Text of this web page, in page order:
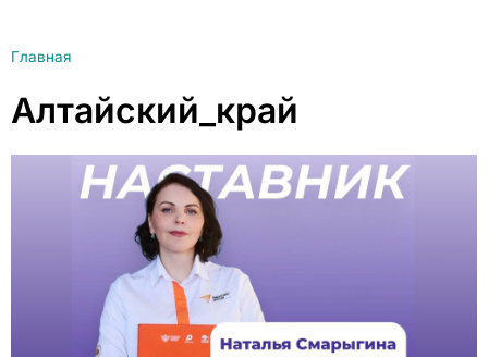
Главная
Алтайский_край